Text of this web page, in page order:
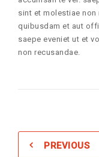
sint et molestiae non
quibusdam et aut
saepe eveniet ut et
non recusandae.
PREVIOUS